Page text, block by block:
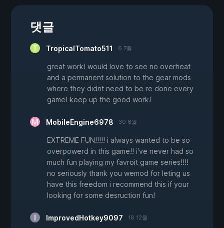
댓글
TropicalTomato511 6 7월
great work! would love to see no overheat
and a permanent solution to the gear mods
where they didnt need to be re done every
game! keep up the good work!
MobileEngine6978 30 6월
EXTREME FUN!!!!! i always wanted to be so
overpowerd in this game!! i've never had so
much fun playing my favroit game series!!!!
no seriously thank you wemod for leting us
have this freedom i recommend this if your
looking for some desruction fun!
ImprovedHotkey9097 18 12월